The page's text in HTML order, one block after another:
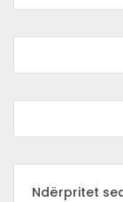
Ndërpritet